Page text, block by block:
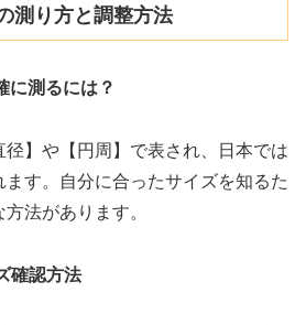
測り方と調整方法
に測るには？
径】や【円周】で表され、日本では
す。自分に合ったサイズを知るた
法があります。
確認方法